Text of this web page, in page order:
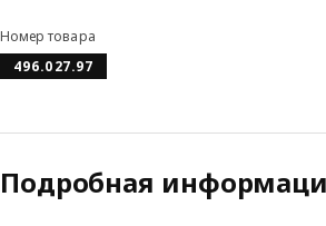
Номер товара
496.027.97
Подробная